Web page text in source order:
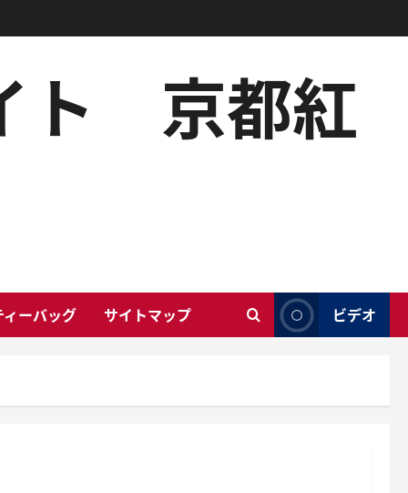
ト 京都紅
ーバッグ サイトマップ ビデオ